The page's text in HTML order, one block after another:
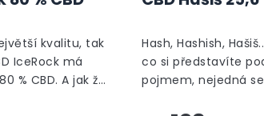
produktu
hvězdiček.
kvalitu, tak
IceRock má
% CBD. A jak že
Hash, Hashish,
co si představíte
pojmem, nejedná